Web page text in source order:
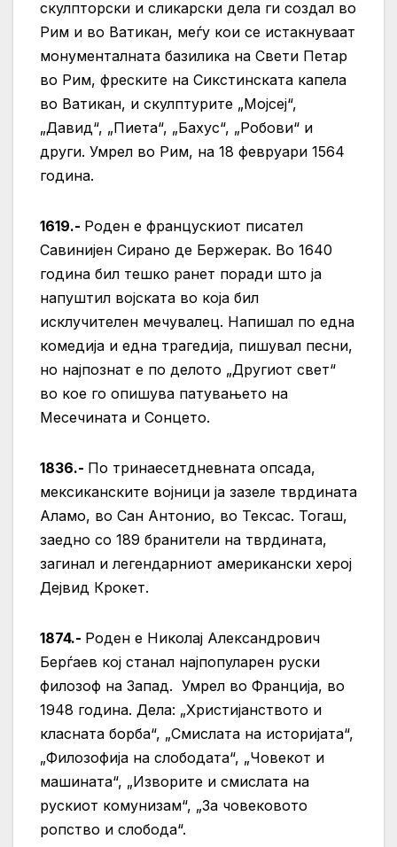
скулпторски и сликарски дела ги создал во
Рим и во Ватикан, меѓу кои се истакнуваат
монументалната базилика на Свети Петар
во Рим, фреските на Сикстинската капела
во Ватикан, и скулптурите „Мојсеј“,
„Давид“, „Пиета“, „Бахус“, „Робови“ и
други. Умрел во Рим, на 18 февруари 1564
година.
1619.- Роден е францускиот писател
Савинијен Сирано де Бержерак. Во 1640
година бил тешко ранет поради што ја
напуштил војската во која бил
исклучителен мечувалец. Напишал по една
комедија и една трагедија, пишувал песни,
но најпознат е по делото „Другиот свет“
во кое го опишува патувањето на
Месечината и Сонцето.
1836.- По тринаесетдневната опсада,
мексиканските војници ја зазеле тврдината
Аламо, во Сан Антонио, во Тексас. Тогаш,
заедно со 189 бранители на тврдината,
загинал и легендарниот американски херој
Дејвид Крокет.
1874.- Роден е Николај Александрович
Берѓаев кој станал најпопуларен руски
филозоф на Запад. Умрел во Франција, во
1948 година. Дела: „Христијанството и
класната борба“, „Смислата на историјата“,
„Филозофија на слободата“, „Човекот и
машината“, „Изворите и смислата на
рускиот комунизам“, „За човековото
ропство и слобода“.